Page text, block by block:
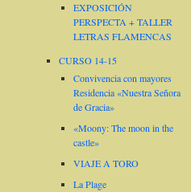
EXPOSICIÓN
PERSPECTA + TALLER
LETRAS FLAMENCAS
CURSO 14-15
Convivencia con mayores
Residencia «Nuestra Señora
de Gracia»
«Moony: The moon in the
castle»
VIAJE A TORO
La Plage